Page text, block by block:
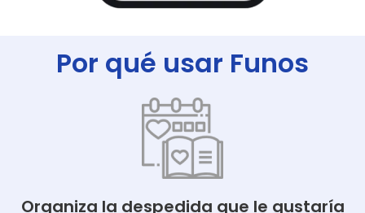
Por qué usar Funos
Organiza la despedida que le gustaría